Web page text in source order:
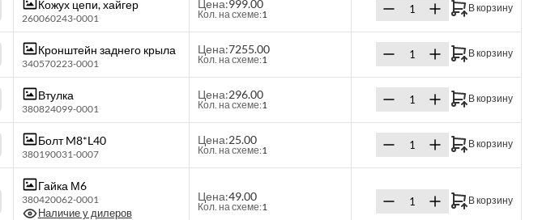
Кожух цепи, хайгер
260060243-0001
Цена:999.00
Кол. на схеме:1
В корзину
Кронштейн заднего крыла
340570223-0001
Цена:7255.00
Кол. на схеме:1
В корзину
Втулка
380824099-0001
Цена:296.00
Кол. на схеме:1
В корзину
Болт M8*L40
380190031-0007
Цена:25.00
Кол. на схеме:1
В корзину
Гайка М6
380420062-0001
Наличие у дилеров
Цена:49.00
Кол. на схеме:1
В корзину